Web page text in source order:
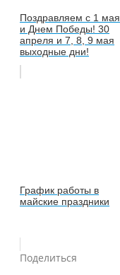
Поздравляем с 1 мая
и Днем Победы! 30
апреля и 7, 8, 9 мая
выходные дни!
График работы в
майские праздники
Поделиться